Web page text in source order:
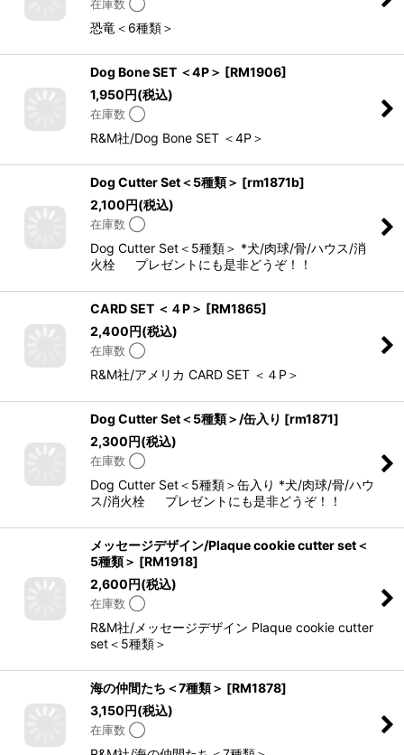
在庫数 ◯
恐竜＜6種類＞
Dog Bone SET ＜4P＞ [RM1906]
1,950円(税込)
在庫数 ◯
R&M社/Dog Bone SET ＜4P＞
Dog Cutter Set＜5種類＞ [rm1871b]
2,100円(税込)
在庫数 ◯
Dog Cutter Set＜5種類＞ *犬/肉球/骨/ハウス/消
火栓 プレゼントにも是非どうぞ！！
CARD SET ＜４P＞ [RM1865]
2,400円(税込)
在庫数 ◯
R&M社/アメリカ CARD SET ＜４P＞
Dog Cutter Set＜5種類＞/缶入り [rm1871]
2,300円(税込)
在庫数 ◯
Dog Cutter Set＜5種類＞缶入り *犬/肉球/骨/ハウ
ス/消火栓 プレゼントにも是非どうぞ！！
メッセージデザイン/Plaque cookie cutter set＜
5種類＞ [RM1918]
2,600円(税込)
在庫数 ◯
R&M社/メッセージデザイン Plaque cookie cutter
set＜5種類＞
海の仲間たち＜7種類＞ [RM1878]
3,150円(税込)
在庫数 ◯